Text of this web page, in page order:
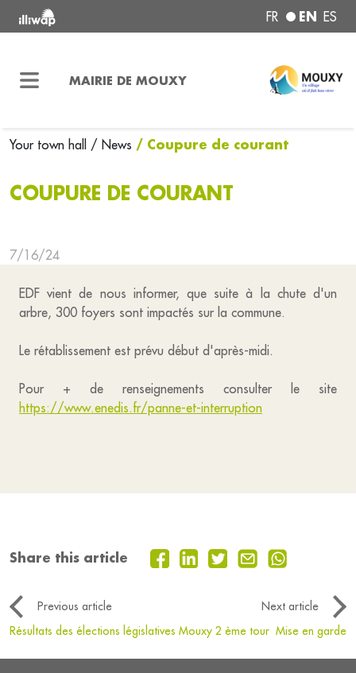
FR EN ES
MAIRIE DE MOUXY
Your town hall / News / Coupure de courant
COUPURE DE COURANT
7/16/24
EDF vient de nous informer, que suite à la chute d'un
arbre, 300 foyers sont impactés sur la commune.
Le rétablissement est prévu début d'après-midi.
Pour + de renseignements consulter le site
https://www.enedis.fr/panne-et-interruption
Share this article
Previous article
Next article
Résultats des élections législatives Mouxy 2 ème tour Mise en garde